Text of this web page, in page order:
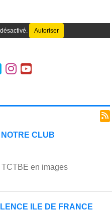
Autoriser
CLUB
en images
ILE DE FRANCE